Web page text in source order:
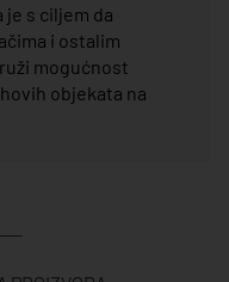
je s ciljem da
i ostalim
mogućnost
objekata na